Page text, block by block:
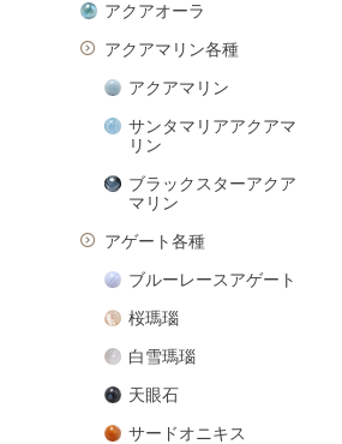
アクアオーラ
アクアマリン各種
アクアマリン
サンタマリアアクアマ
リン
ブラックスターアクア
マリン
アゲート各種
ブルーレースアゲート
桜瑪瑙
白雪瑪瑙
天眼石
サードオニキス